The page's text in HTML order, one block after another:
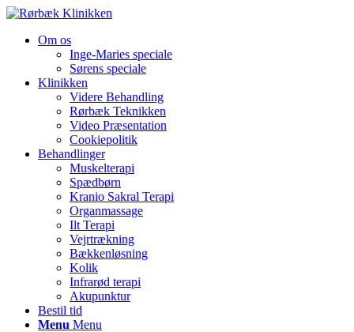
Om os
Inge-Maries speciale
Sørens speciale
Klinikken
Videre Behandling
Rørbæk Teknikken
Video Præsentation
Cookiepolitik
Behandlinger
Muskelterapi
Spædbørn
Kranio Sakral Terapi
Organmassage
Ilt Terapi
Vejrtrækning
Bækkenløsning
Kolik
Infrarød terapi
Akupunktur
Bestil tid
Menu Menu